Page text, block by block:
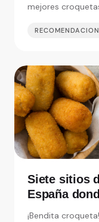
mejores
Siete sitios
España
¡Bendita